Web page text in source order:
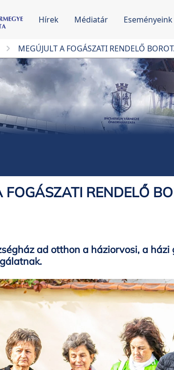
Hírek Médiatár Eseményeink
MEGÚJULT A FOGÁSZATI RENDELŐ
FOGÁSZATI RENDELŐ
ad otthon a háziorvosi, a